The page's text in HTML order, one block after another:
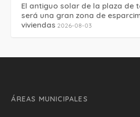
El antiguo solar de la plaza de
será una gran zona de
viviendas 2026-08-03
ÁREAS MUNICIPALES